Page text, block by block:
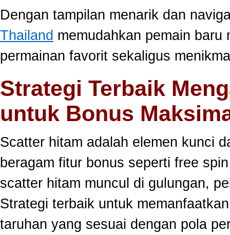
Dengan tampilan menarik dan
Thailand memudahkan pemain baru
permainan favorit sekaligus
Strategi Terbaik
untuk Bonus
Scatter hitam adalah elemen kunci
beragam fitur bonus seperti free
scatter hitam muncul di gulungan,
Strategi terbaik untuk
taruhan yang sesuai dengan pola